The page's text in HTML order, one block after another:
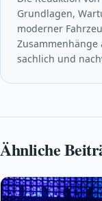
Grundlagen,
moderner
sachlich und
Ähnliche